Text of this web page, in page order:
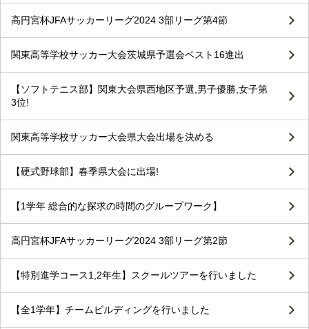
高円宮杯JFAサッカーリーグ2024 3部リーグ第4節
関東高等学校サッカー大会茨城県予選会ベスト16進出
【ソフトテニス部】関東大会県西地区予選,男子優勝,女子第
3位!
関東高等学校サッカー大会県大会出場を決める
【硬式野球部】春季県大会に出場!
【1学年 総合的な探求の時間のグループワーク】
高円宮杯JFAサッカーリーグ2024 3部リーグ第2節
【特別進学コース1,2年生】スクールツアーを行いました
【全1学年】チームビルディングを行いました